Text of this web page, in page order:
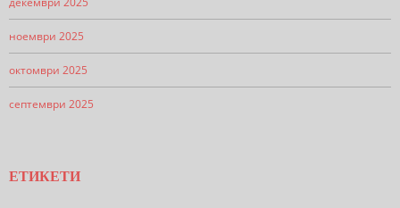
ноември 2025
октомври 2025
септември 2025
ЕТИКЕТИ